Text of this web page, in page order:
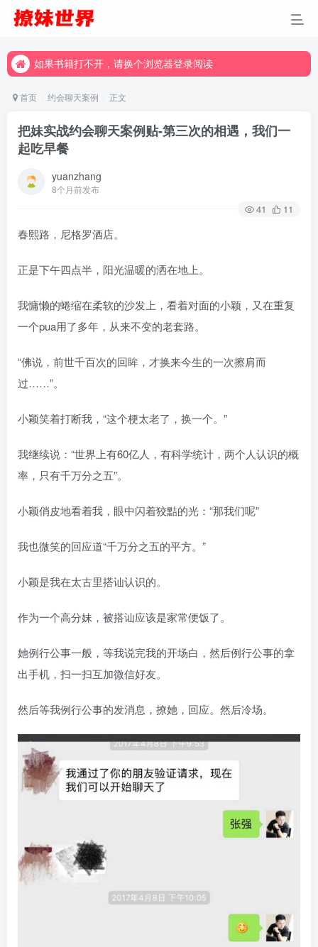
如果书籍打不开，请换个浏览器登录阅读
如果书籍打不开，请换个浏览器登录阅读
首页 约会聊天案例 正文
把妹实战约会聊天案例贴-第三次的相遇，我们一
起吃早餐
yuanzhang
8个月前发布
41 11
春熙路，尼格罗酒店。
正是下午四点半，阳光温暖的洒在地上。
我慵懒的蜷缩在柔软的沙发上，看着对面的小颖，又在重复
一个pua用了多年，从来不变的老套路。
“佛说，前世千百次的回眸，才换来今生的一次擦肩而
过……”。
小颖笑着打断我，“这个梗太老了，换一个。”
我继续说：“世界上有60亿人，有科学统计，两个人认识的概
率，只有千万分之五”。
小颖俏皮地看着我，眼中闪着狡黠的光：“那我们呢”
我也微笑的回应道“千万分之五的平方。”
小颖是我在太古里搭讪认识的。
作为一个高分妹，被搭讪应该是家常便饭了。
她例行公事一般，等我说完我的开场白，然后例行公事的拿
出手机，扫一扫互加微信好友。
然后等我例行公事的发消息，撩她，回应。然后冷场。